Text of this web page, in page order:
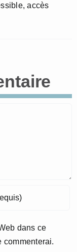
accès
dans ce
commenterai.